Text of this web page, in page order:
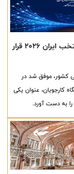
شرکت مخابرات ایران در جمع کارفرمایان منتخب ایران ۲۰۲۶ قرار
کشور، موفق شد در
قرار گیرد و از نگاه کارجویان، عنوان یکی
به دست آورد.